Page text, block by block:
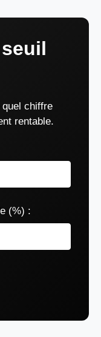
chiffre
rentable.
(%) :